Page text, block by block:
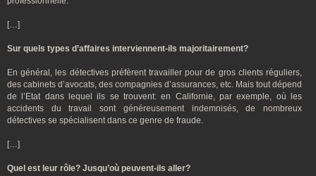
[…]
Sur quels types d’affaires interviennent-ils majoritairement?
En général, les détectives préfèrent travailler pour de gros clients réguliers,
des cabinets d’avocats, des compagnies d’assurances, etc. Mais tout dépend
de l’Etat dans lequel ils se trouvent: en Californie, par exemple, où les
accidents du travail sont généreusement indemnisés, de nombreux
détectives se spécialisent dans ce genre de fraude.
[…]
Quel est leur rôle? Jusqu’où peuvent-ils aller?